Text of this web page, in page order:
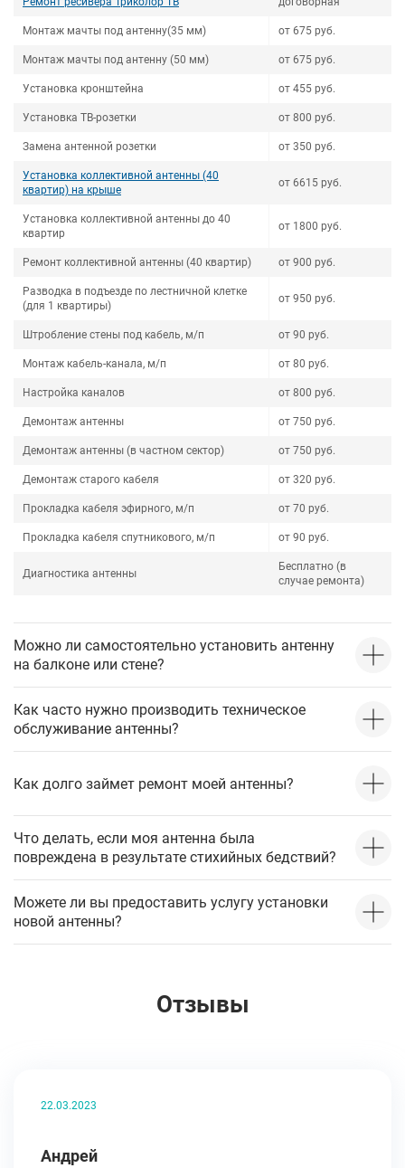
Монтаж мачты под антенну(35 мм) от 675 руб.
Монтаж мачты под антенну (50 мм) от 675 руб.
Установка кронштейна от 455 руб.
Установка ТВ-розетки от 800 руб.
Замена антенной розетки от 350 руб.
Установка коллективной антенны (40
квартир) на крыше
от 6615 руб.
Установка коллективной антенны до 40
квартир
от 1800 руб.
Ремонт коллективной антенны (40 квартир) от 900 руб.
Разводка в подъезде по лестничной клетке
(для 1 квартиры)
от 950 руб.
Штробление стены под кабель, м/п от 90 руб.
Монтаж кабель-канала, м/п от 80 руб.
Настройка каналов от 800 руб.
Демонтаж антенны от 750 руб.
Демонтаж антенны (в частном сектор) от 750 руб.
Демонтаж старого кабеля от 320 руб.
Прокладка кабеля эфирного, м/п от 70 руб.
Прокладка кабеля спутникового, м/п от 90 руб.
Диагностика антенны
Бесплатно (в
случае ремонта)
Можно ли самостоятельно установить антенну
на балконе или стене?
Как часто нужно производить техническое
обслуживание антенны?
Как долго займет ремонт моей антенны?
Что делать, если моя антенна была
повреждена в результате стихийных бедствий?
Можете ли вы предоставить услугу установки
новой антенны?
Отзывы
22.03.2023
Андрей